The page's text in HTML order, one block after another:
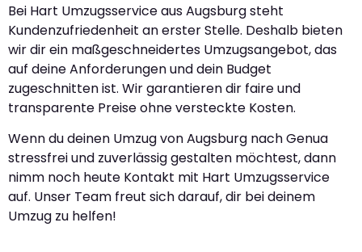
Bei Hart Umzugsservice aus Augsburg steht
Kundenzufriedenheit an erster Stelle. Deshalb bieten
wir dir ein maßgeschneidertes Umzugsangebot, das
auf deine Anforderungen und dein Budget
zugeschnitten ist. Wir garantieren dir faire und
transparente Preise ohne versteckte Kosten.
Wenn du deinen Umzug von Augsburg nach Genua
stressfrei und zuverlässig gestalten möchtest, dann
nimm noch heute Kontakt mit Hart Umzugsservice
auf. Unser Team freut sich darauf, dir bei deinem
Umzug zu helfen!